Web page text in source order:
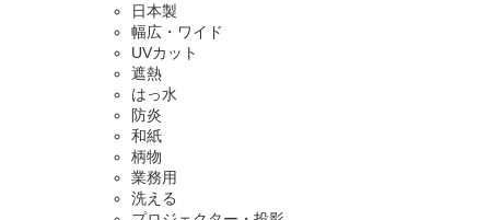
日本製
幅広・ワイド
UVカット
遮熱
はっ水
防炎
和紙
柄物
業務用
洗える